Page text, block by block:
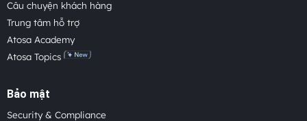
Câu chuyện khách hàng
Trung tâm hỗ trợ
Atosa Academy
Atosa Topics
Bảo mật
Security & Compliance